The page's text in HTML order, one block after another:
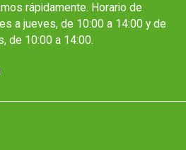
rápidamente. Horario de
a jueves, de 10:00 a 14:00 y de
de 10:00 a 14:00.